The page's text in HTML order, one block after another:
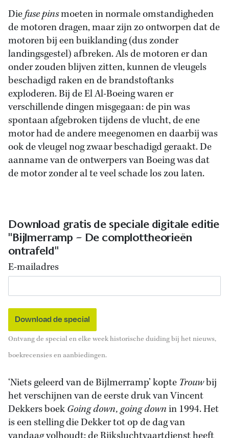
Diefuse pinsmoeten in normale omstandigheden
de motoren dragen, maar zijn zo ontworpen dat de
motoren bij een buiklanding (dus zonder
landingsgestel) afbreken. Als de motoren er dan
onder zouden blijven zitten, kunnen de vleugels
beschadigd raken en de brandstoftanks
exploderen. Bij de El Al-Boeing waren er
verschillende dingen misgegaan: de pin was
spontaan afgebroken tijdens de vlucht, de ene
motor had de andere meegenomen en daarbij was
ook de vleugel nog zwaar beschadigd geraakt. De
aanname van de ontwerpers van Boeing was dat
de motor zonder al te veel schade los zou laten.
Download gratis de speciale digitale editie
"Bijlmerramp – De complottheorieën
ontrafeld"
E-mailadres
Ontvang de special en elke week historische duiding bij het nieuws,
boekrecensies en aanbiedingen.
‘Niets geleerd van de Bijlmerramp’ kopteTrouwbij
het verschijnen van de eerste druk van Vincent
Dekkers boekGoing down, going downin 1994. Het
is een stelling die Dekker tot op de dag van